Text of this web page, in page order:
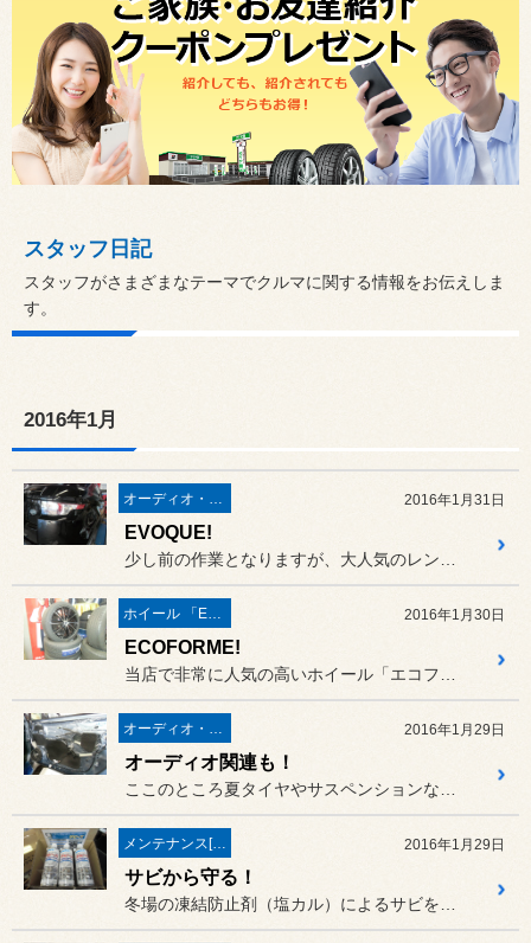
スタッフ日記
スタッフがさまざまなテーマでクルマに関する情報をお伝えしま
す。
2016年1月
オーディオ・ナビ関連 2016年1月31日
EVOQUE!
ホイール 「ECOFORME」 2016年1月30日
ECOFORME!
オーディオ・ナビ関連 2016年1月29日
オーディオ関連も！
メンテナンス[(オイル・バッテリー・ＲＥＣＳなど) 2016年1月29日
サビから守る！